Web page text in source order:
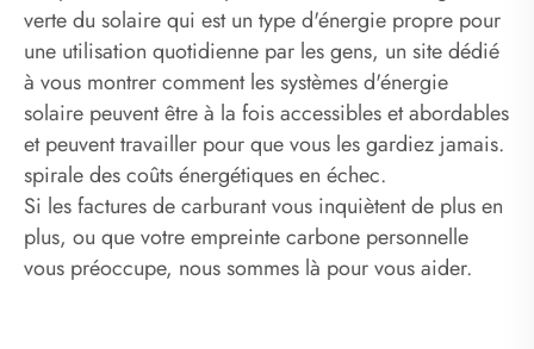
verte du solaire qui est un type d'énergie propre pour
une utilisation quotidienne par les gens, un site dédié
à vous montrer comment les systèmes d'énergie
solaire peuvent être à la fois accessibles et abordables
et peuvent travailler pour que vous les gardiez jamais.
spirale des coûts énergétiques en échec.
Si les factures de carburant vous inquiètent de plus en
plus, ou que votre empreinte carbone personnelle
vous préoccupe, nous sommes là pour vous aider.